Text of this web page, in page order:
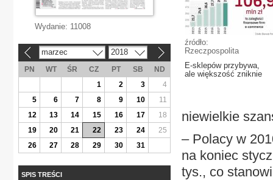
źródło:
Rzeczpospolita
E-sklepów przybywa,
ale większość zniknie
niewielkie
– Polacy w
na koniec
tys., co
Wydanie: 11008
marzec 2018
PN WT ŚR CZ PT SB
ND
1
2 3
4
5
6 7 8 9 10
11
12
13 14 15 16 17
18
19
20 21 22 23 24
25
26
27 28 29 30 31
SPIS TREŚCI